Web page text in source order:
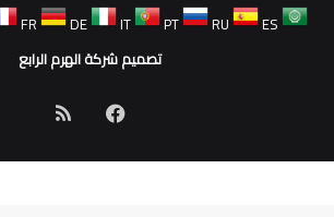
FR DE IT PT RU
ES
تصميم شركة الهرم الرابع
فيسبوكملخص
الموقع